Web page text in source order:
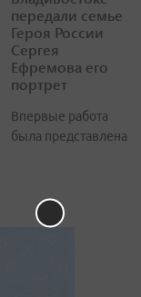
передали семье
Героя России
Сергея
Ефремова его
портрет
Впервые работа
была представлена